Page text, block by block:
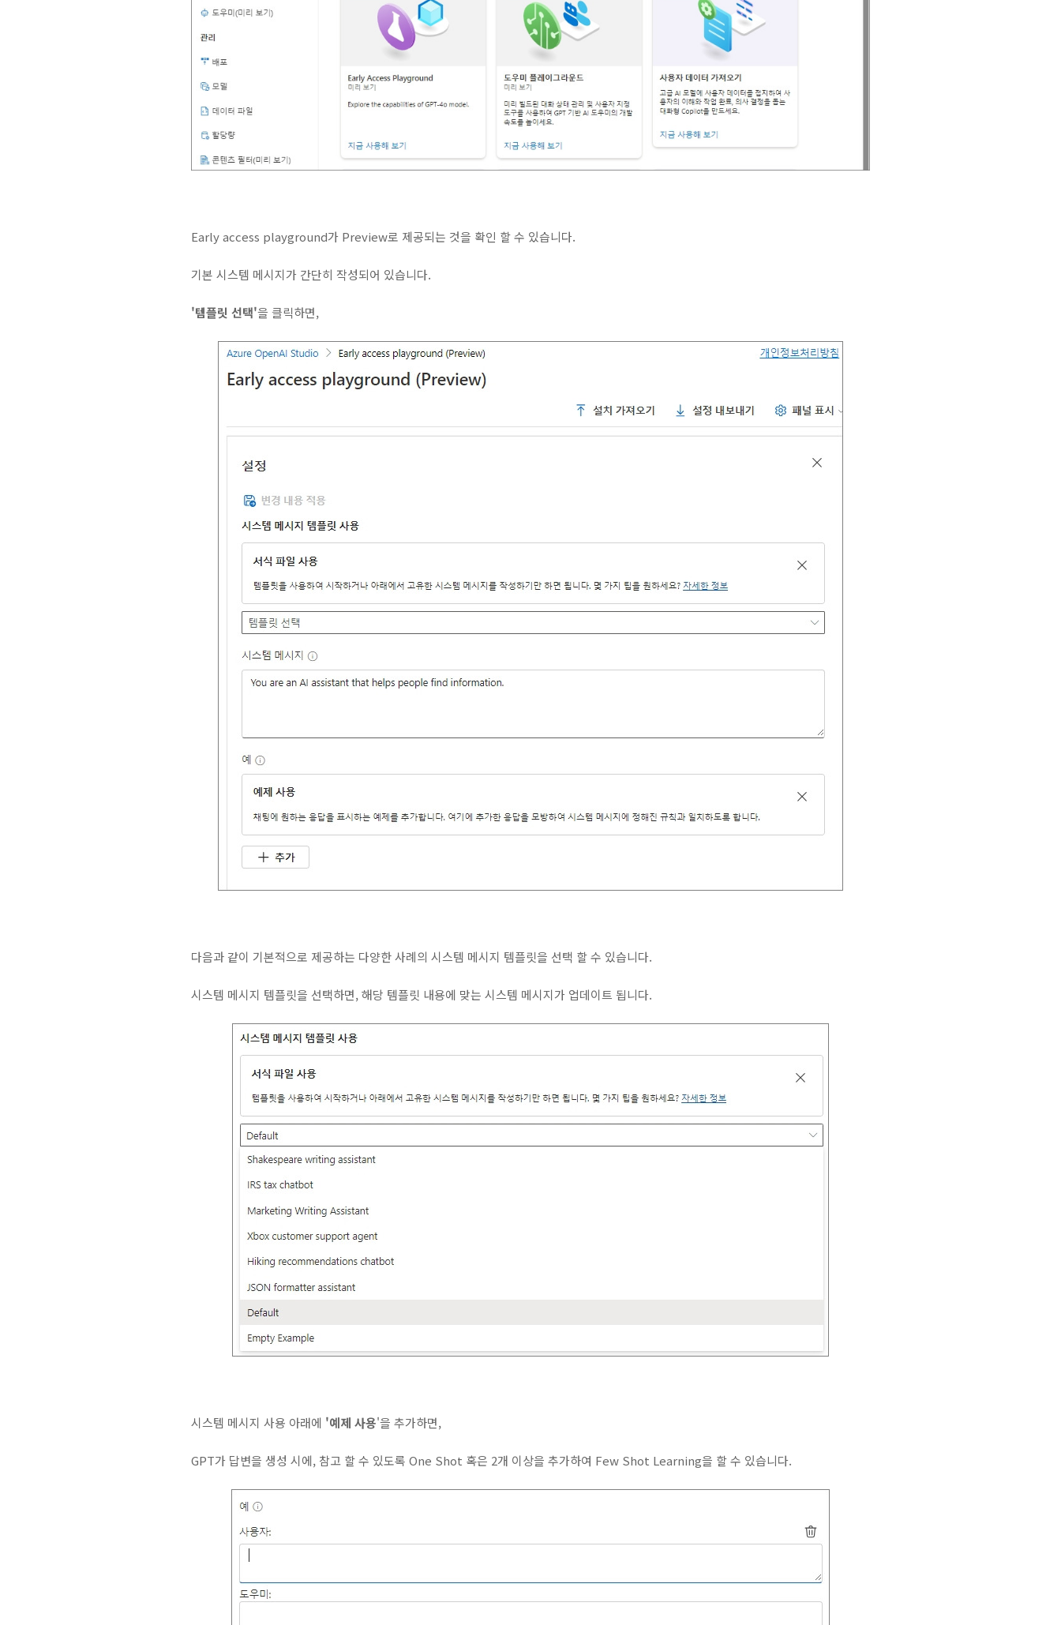
Early access playground가 Preview로 제공되는 것을 확인 할 수 있습니다.
기본 시스템 메시지가 간단히 작성되어 있습니다.
'템플릿 선택'을 클릭하면,
다음과 같이 기본적으로 제공하는 다양한 사례의 시스템 메시지 템플릿을 선택 할 수 있습니다.
시스템 메시지 템플릿을 선택하면, 해당 템플릿 내용에 맞는 시스템 메시지가 업데이트 됩니다.
시스템 메시지 사용 아래에 '예제 사용'을 추가하면,
GPT가 답변을 생성 시에, 참고 할 수 있도록 One Shot 혹은 2개 이상을 추가하여 Few Shot Learning을 할 수 있습니다.